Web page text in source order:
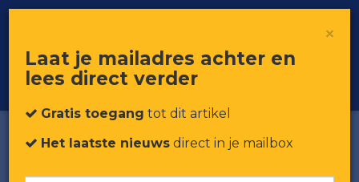
Voor professionals in retail & brands
Toggle
×
Laat je mailadres achter en
lees direct verder
Gratis toegang tot dit artikel
Het laatste nieuws direct in je mailbox